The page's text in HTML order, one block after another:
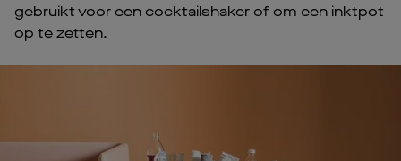
gebruikt voor een cocktailshaker of om een inktpot
op te zetten.